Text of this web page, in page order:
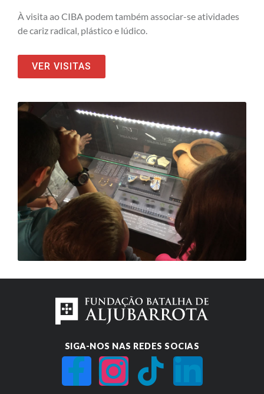
À visita ao CIBA podem também associar-se atividades
de cariz radical, plástico e lúdico.
VER VISITAS
SIGA-NOS NAS REDES SOCIAS